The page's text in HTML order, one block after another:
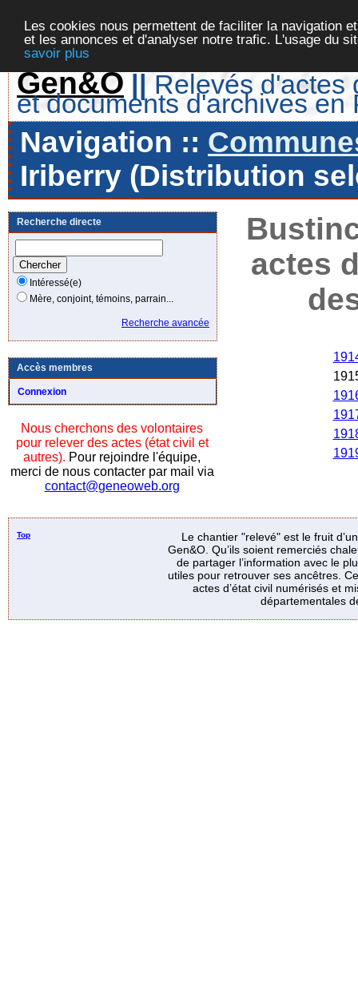
Les cookies nous permettent de faciliter la navigation
et les annonces et d'analyser notre trafic. L'usage du
savoir plus
Gen&O || Relevés d'actes
et documents d'archives en
Navigation ::
Iriberry (Distribution
Recherche directe
Intéressé(e)
Mère, conjoint, témoins, parrain...
Recherche avancée
Accès membres
Connexion
Nous cherchons des volontaires
pour relever des actes (état civil et
autres). Pour rejoindre l'équipe,
merci de nous contacter par mail via
contact@geneoweb.org
actes
Top
Le chantier "relevé" est le fruit
Gen&O. Qu’ils soient remerciés
de partager l’information avec le
utiles pour retrouver ses ancêtres.
actes d’état civil numérisés et
départementales